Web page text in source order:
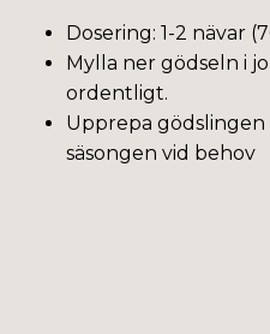
Dosering: 1-2 nävar
Mylla ner gödseln i
ordentligt.
Upprepa
säsongen vid behov